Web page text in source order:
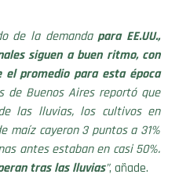
de la demandapara EE.UU.,
siguen a buen ritmo, con
el promedio para esta época
de Buenos Aires reportó que
las lluvias, los cultivos en
maíz cayeron 3 puntos a 31%
antes estaban en casi 50%.
tras las lluvias”, añade.